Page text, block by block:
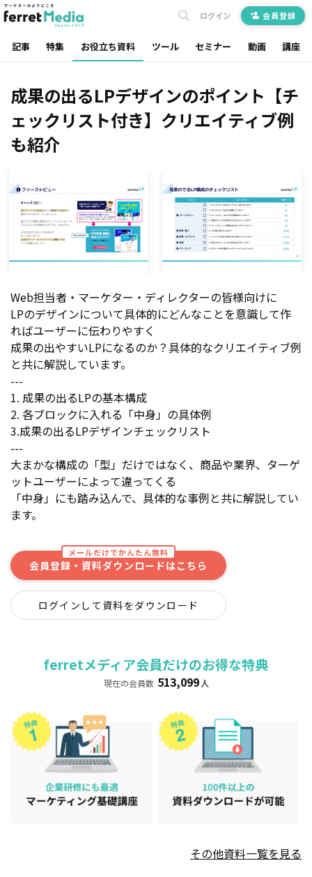
記事 特集 お役立ち資料 ツール セミナー 動画 講座
ログイン 会員登録
成果の出るLPデザインのポイント【チ
ェックリスト付き】クリエイティブ例
も紹介
Web担当者・マーケター・ディレクターの皆様向けに
LPのデザインについて具体的にどんなことを意識して作
ればユーザーに伝わりやすく
成果の出やすいLPになるのか？具体的なクリエイティブ例
と共に解説しています。
---
1. 成果の出るLPの基本構成
2. 各ブロックに入れる「中身」の具体例
3.成果の出るLPデザインチェックリスト
---
大まかな構成の「型」だけではなく、商品や業界、ターゲ
ットユーザーによって違ってくる
「中身」にも踏み込んで、具体的な事例と共に解説してい
ます。
メールだけでかんたん無料
会員登録・資料ダウンロードはこちら
ログインして資料をダウンロード
ferretメディア会員だけのお得な特典
現在の会員数 513,099 人
その他資料一覧を見る